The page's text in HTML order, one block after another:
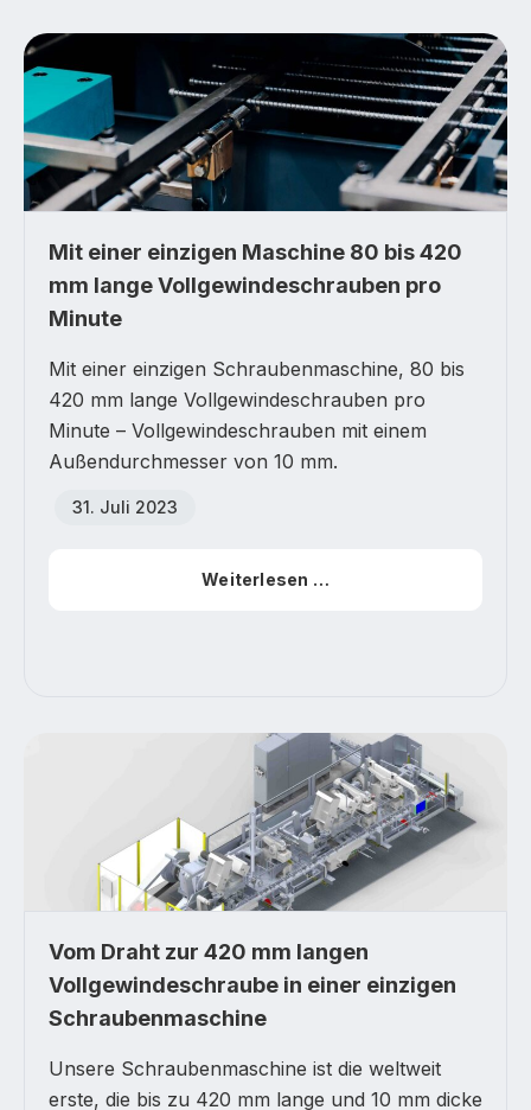
Mit einer einzigen Maschine 80 bis 420
mm lange Vollgewindeschrauben pro
Minute
Mit einer einzigen Schraubenmaschine, 80 bis
420 mm lange Vollgewindeschrauben pro
Minute – Vollgewindeschrauben mit einem
Außendurchmesser von 10 mm.
31. Juli 2023
Weiterlesen …
Vom Draht zur 420 mm langen
Vollgewindeschraube in einer einzigen
Schraubenmaschine
Unsere Schraubenmaschine ist die weltweit
erste, die bis zu 420 mm lange und 10 mm dicke